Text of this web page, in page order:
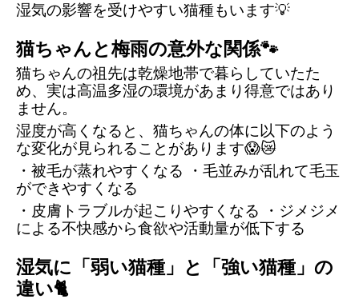
湿気の影響を受けやすい猫種もいます💡
猫ちゃんと梅雨の意外な関係🐾
猫ちゃんの祖先は乾燥地帯で暮らしていたた
め、実は高温多湿の環境があまり得意ではあり
ません。
湿度が高くなると、猫ちゃんの体に以下のよう
な変化が見られることがあります😱😿
・被毛が蒸れやすくなる ・毛並みが乱れて毛玉
ができやすくなる
・皮膚トラブルが起こりやすくなる ・ジメジメ
による不快感から食欲や活動量が低下する
湿気に「弱い猫種」と「強い猫種」の
違い🐈